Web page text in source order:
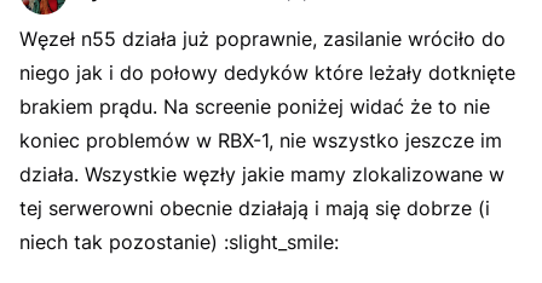
Węzeł n55 działa już poprawnie, zasilanie wróciło do
niego jak i do połowy dedyków które leżały dotknięte
brakiem prądu. Na screenie poniżej widać że to nie
koniec problemów w RBX-1, nie wszystko jeszcze im
działa. Wszystkie węzły jakie mamy zlokalizowane w
tej serwerowni obecnie działają i mają się dobrze (i
niech tak pozostanie) :slight_smile: